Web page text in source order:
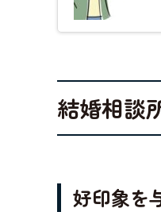
結婚相談
好印象を